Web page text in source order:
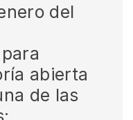
del
abierta
de las